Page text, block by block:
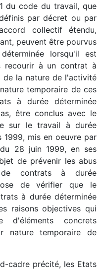
du code du travail, que
par décret ou par
collectif étendu,
peuvent être pourvus
lorsqu'il est
recourir à un contrat à
de la nature de l'activité
temporaire de ces
à durée déterminée
être conclus avec le
sur le travail à durée
1999, mis en oeuvre par
28 juin 1999, en ses
de prévenir les abus
contrats à durée
de vérifier que le
à durée déterminée
raisons objectives qui
d'éléments concrets
nature temporaire de
cadre précité, les Etats